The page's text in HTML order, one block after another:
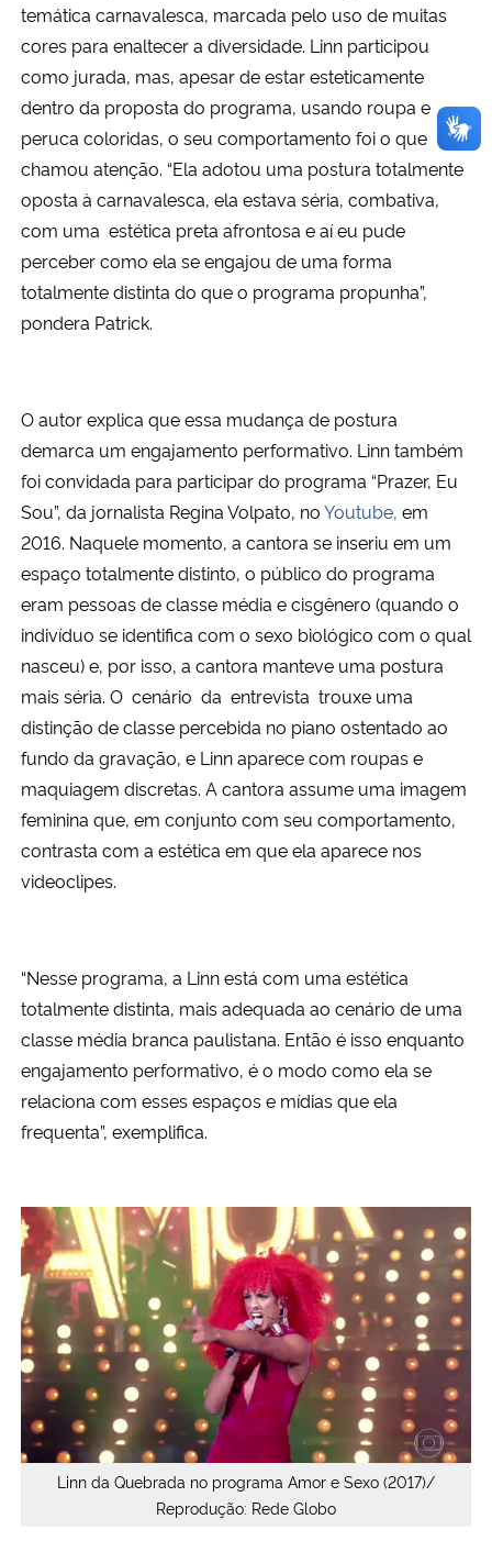
temática carnavalesca, marcada pelo uso de muitas
cores para enaltecer a diversidade. Linn participou
como jurada, mas, apesar de estar esteticamente
dentro da proposta do programa, usando roupa e
peruca coloridas, o seu comportamento foi o que
chamou atenção. “Ela adotou uma postura totalmente
oposta à carnavalesca, ela estava séria, combativa,
com uma estética preta afrontosa e aí eu pude
perceber como ela se engajou de uma forma
totalmente distinta do que o programa propunha”,
pondera Patrick.
O autor explica que essa mudança de postura
demarca um engajamento performativo. Linn também
foi convidada para participar do programa “Prazer, Eu
Sou”, da jornalista Regina Volpato, noYoutube, em
2016. Naquele momento, a cantora se inseriu em um
espaço totalmente distinto, o público do programa
eram pessoas de classe média e cisgênero (quando o
indivíduo se identifica com o sexo biológico com o qual
nasceu) e, por isso, a cantora manteve uma postura
mais séria. O cenário da entrevista trouxe uma
distinção de classe percebida no piano ostentado ao
fundo da gravação, e Linn aparece com roupas e
maquiagem discretas. A cantora assume uma imagem
feminina que, em conjunto com seu comportamento,
contrasta com a estética em que ela aparece nos
videoclipes.
“Nesse programa, a Linn está com uma estética
totalmente distinta, mais adequada ao cenário de uma
classe média branca paulistana. Então é isso enquanto
engajamento performativo, é o modo como ela se
relaciona com esses espaços e mídias que ela
frequenta”, exemplifica.
Linn da Quebrada no programa Amor e Sexo (2017)/
Reprodução: Rede Globo